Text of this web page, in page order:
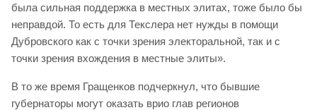
была сильная поддержка в местных элитах, тоже было бы
неправдой. То есть для Текслера нет нужды в помощи
Дубровского как с точки зрения электоральной, так и с
точки зрения вхождения в местные элиты».
В то же время Гращенков подчеркнул, что бывшие
губернаторы могут оказать врио глав регионов